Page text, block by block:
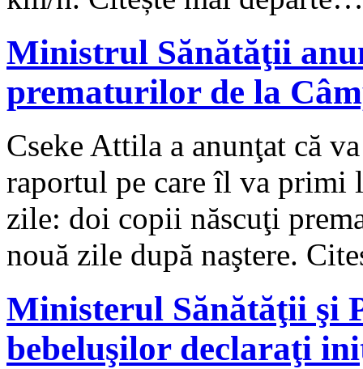
Ministrul Sănătăţii
prematurilor de la
Cseke Attila a anunţat că
raportul pe care îl va primi
zile: doi copii născuţi
nouă zile după naştere.
Ministerul Sănătăţii şi
bebeluşilor declaraţi